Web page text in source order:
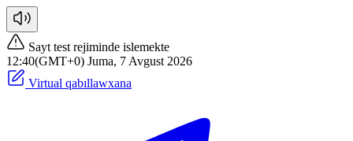
Sayt test rejiminde islemekte
12:40(GMT+0) Juma, 7 Avgust 2026
Virtual qabıllawxana